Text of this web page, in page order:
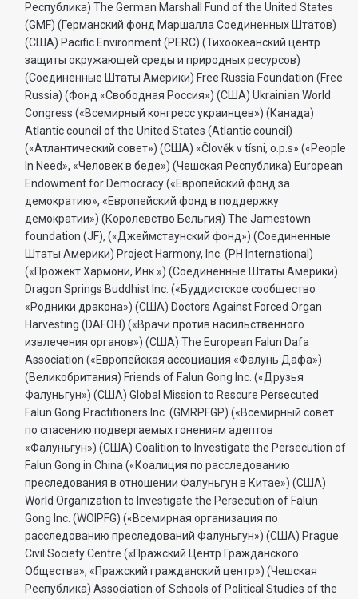
Республика) The German Marshall Fund of the United States
(GMF) (Германский фонд Маршалла Соединенных Штатов)
(США) Pacific Environment (PERC) (Тихоокеанский центр
защиты окружающей среды и природных ресурсов)
(Соединенные Штаты Америки) Free Russia Foundation (Free
Russia) (Фонд «Свободная Россия») (США) Ukrainian World
Congress («Всемирный конгресс украинцев») (Канада)
Atlantic council of the United States (Atlantic council)
(«Атлантический совет») (США) «Člověk v tísni, o.p.s» («People
In Need», «Человек в беде») (Чешская Республика) European
Endowment for Democracy («Европейский фонд за
демократию», «Европейский фонд в поддержку
демократии») (Королевство Бельгия) The Jamestown
foundation (JF), («Джеймстаунский фонд») (Соединенные
Штаты Америки) Project Harmony, Inc. (PH International)
(«Прожект Хармони, Инк.») (Соединенные Штаты Америки)
Dragon Springs Buddhist Inc. («Буддистское сообщество
«Родники дракона») (США) Doctors Against Forced Organ
Harvesting (DAFOH) («Врачи против насильственного
извлечения органов») (США) The European Falun Dafa
Association («Европейская ассоциация «Фалунь Дафа»)
(Великобритания) Friends of Falun Gong Inc. («Друзья
Фалуньгун») (США) Global Mission to Rescure Persecuted
Falun Gong Practitioners Inc. (GMRPFGP) («Всемирный совет
по спасению подвергаемых гонениям адептов
«Фалуньгун») (США) Coalition to Investigate the Persecution of
Falun Gong in China («Коалиция по расследованию
преследования в отношении Фалуньгун в Китае») (США)
World Organization to Investigate the Persecution of Falun
Gong Inc. (WOIPFG) («Всемирная организация по
расследованию преследований Фалуньгун») (США) Prague
Civil Society Centre («Пражский Центр Гражданского
Общества», «Пражский гражданский центр») (Чешская
Республика) Association of Schools of Political Studies of the